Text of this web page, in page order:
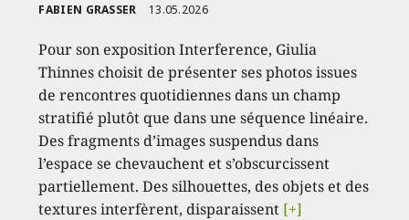
FABIEN GRASSER 13.05.2026
Pour son exposition Interference, Giulia
Thinnes choisit de présenter ses photos issues
de rencontres quotidiennes dans un champ
stratifié plutôt que dans une séquence linéaire.
Des fragments d’images suspendus dans
l’espace se chevauchent et s’obscurcissent
partiellement. Des silhouettes, des objets et des
textures interfèrent, disparaissent [+]